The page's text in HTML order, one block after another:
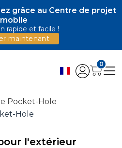
grâce au Centre de projet
mobile
rapide et facile !
maintenant
0
Pocket-Hole
Hole
l'extérieur